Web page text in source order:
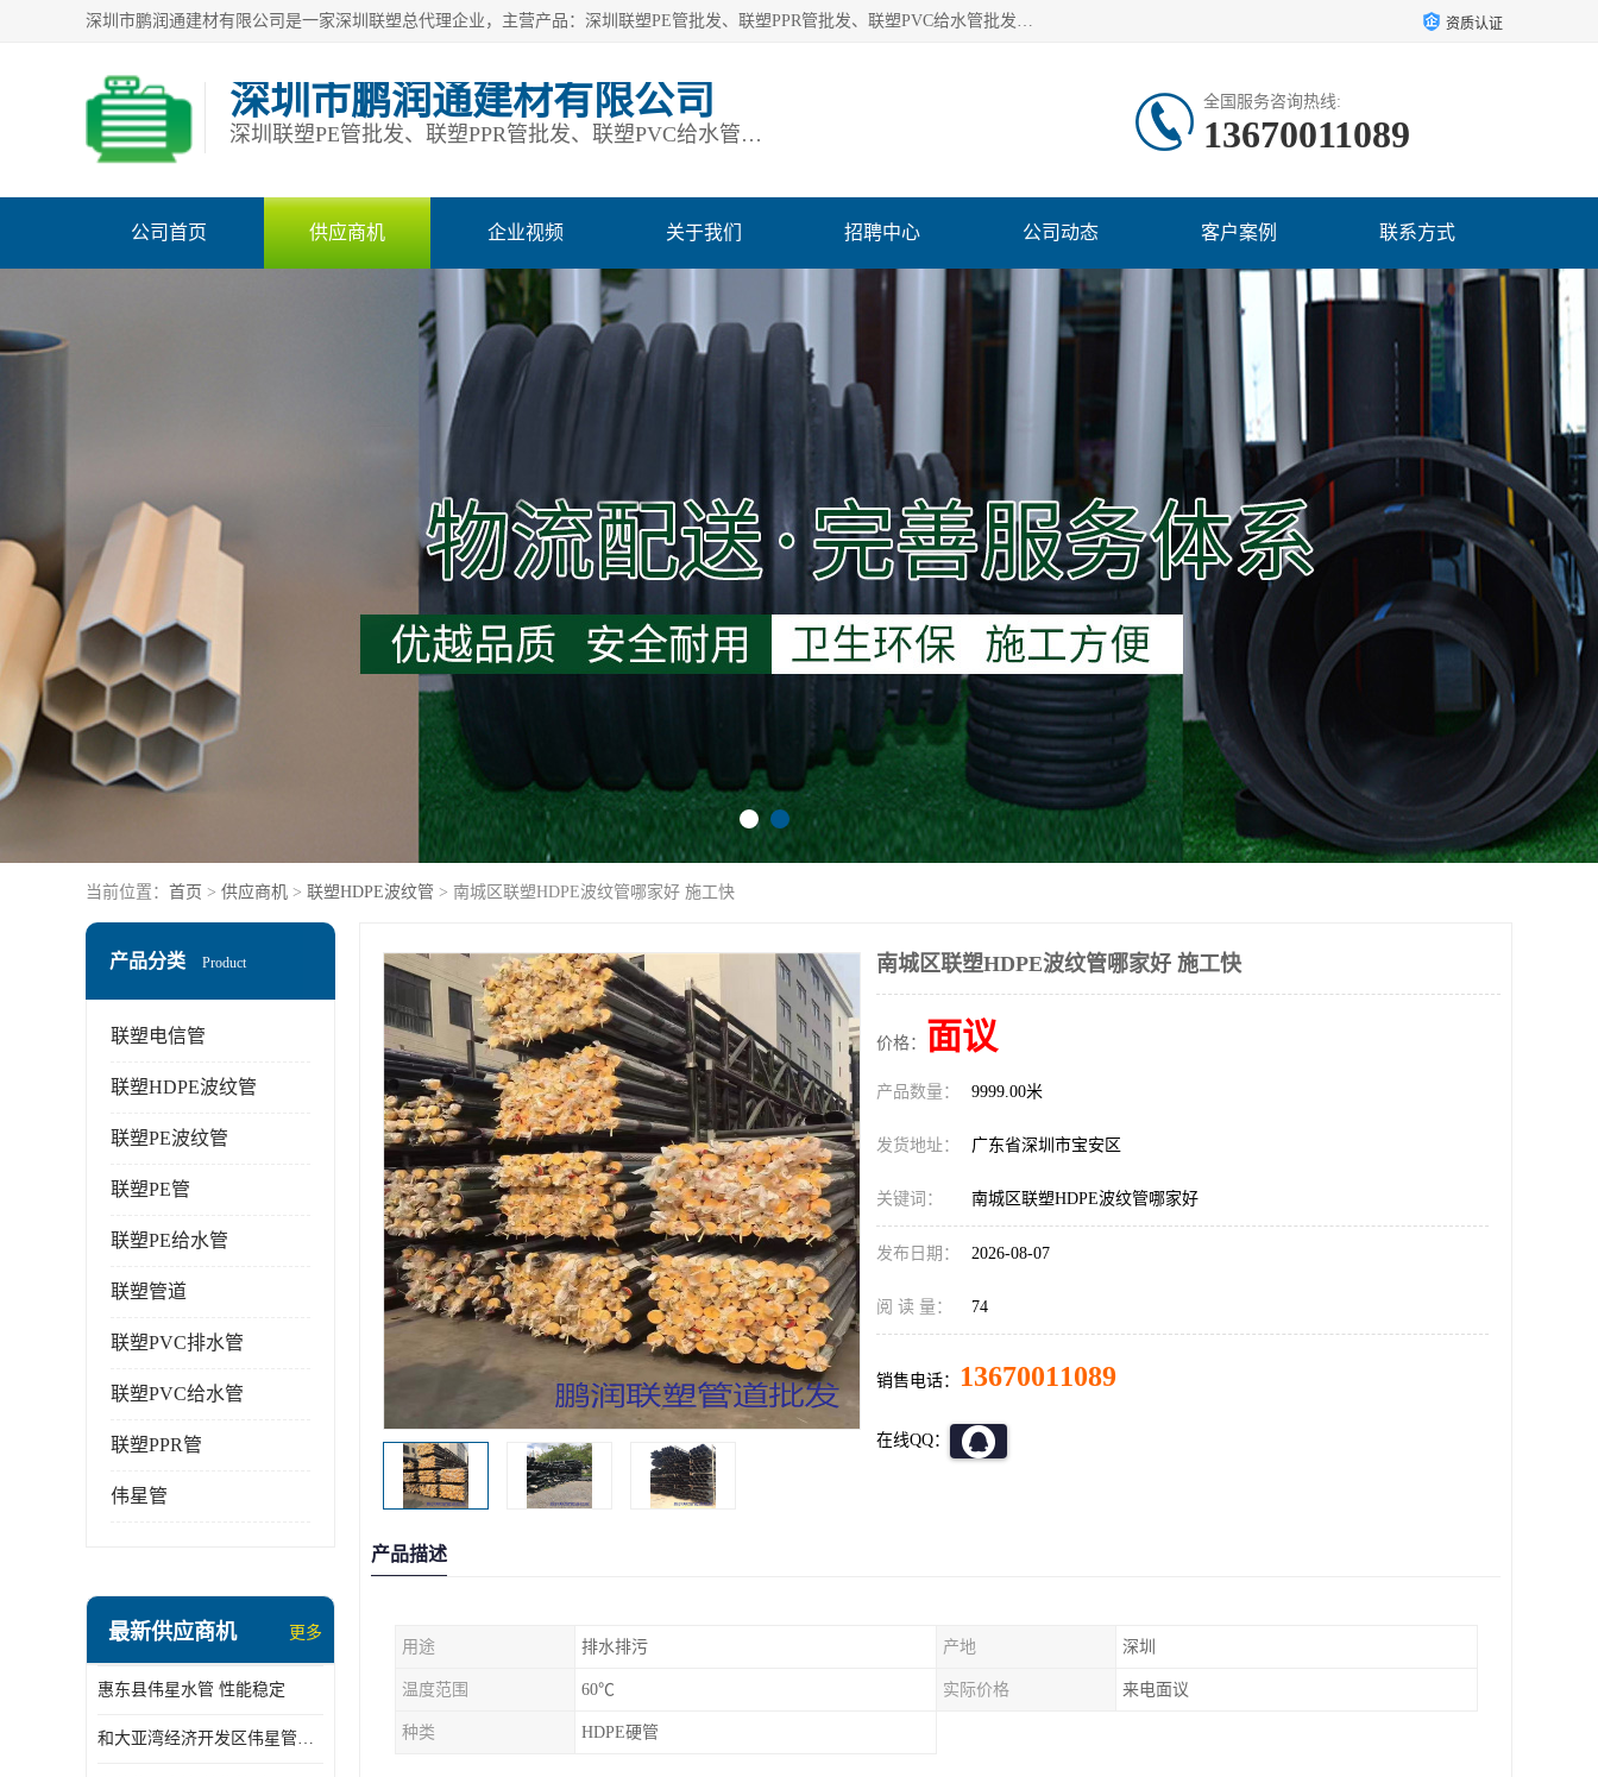
深圳市鹏润通建材有限公司是一家深圳联塑总代理企业，主营产品：深圳联塑PE管批发、联塑PPR管批发、联塑PVC给水管批发、联塑PVC排水管批发、联塑管道批发等。凭借服务以及多年的勤奋拼搏，发展成为一家销售各种管材管件，绝缘电工套管及配件等系列产品的贸易公司。公司秉承“顾客至上，锐意进取”的经营理念，坚持“客户至上”原则为广大客户提供的服务。欢迎惠顾！ 资质认证
深圳市鹏润通建材有限公司
深圳联塑PE管批发、联塑PPR管批发、联塑PVC给水管批发、联塑PVC排水管批发、联塑管道批发等
全国服务咨询热线:
13670011089
公司首页 供应商机 企业视频 关于我们 招聘中心 公司动态 客户案例 联系方式
当前位置： 首页 > 供应商机 > 联塑HDPE波纹管 > 南城区联塑HDPE波纹管哪家好 施工快
产品分类 Product
联塑电信管
联塑HDPE波纹管
联塑PE波纹管
联塑PE管
联塑PE给水管
联塑管道
联塑PVC排水管
联塑PVC给水管
联塑PPR管
伟星管
最新供应商机 更多
惠东县伟星水管 性能稳定
和大亚湾经济开发区伟星管批发
南城区联塑HDPE波纹管哪家好 施工快
价格： 面议
产品数量： 9999.00米
发货地址： 广东省深圳市宝安区
关键词： 南城区联塑HDPE波纹管哪家好
发布日期： 2026-08-07
阅 读 量： 74
销售电话： 13670011089
在线QQ：
产品描述
用途 排水排污 产地 深圳
温度范围 60℃ 实际价格 来电面议
种类 HDPE硬管